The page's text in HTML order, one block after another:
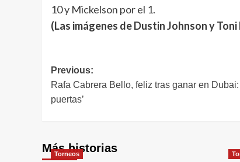
10 y Mickelson por el 1.
(Las imágenes de Dustin Johnson y
Navegación
de
entradas
Previous:
Rafa Cabrera Bello, feliz tras ganar en
puertas’
Más historias
Torneos